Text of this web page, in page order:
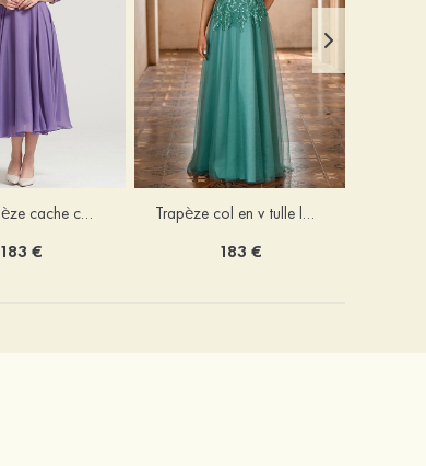
Robe trapèze cache cœur mousseline longueur mollet robe de mère de la mariée avec plissé veste
183 €
Trapèze col en v tulle longueur ras du sol robe de mère de la mariée avec perles paillettes
183 €